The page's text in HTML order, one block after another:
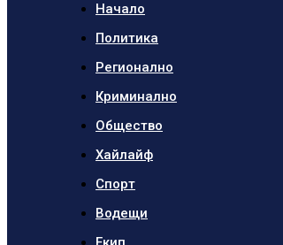
Начало
Политика
Регионално
Криминално
Общество
Хайлайф
Спорт
Водещи